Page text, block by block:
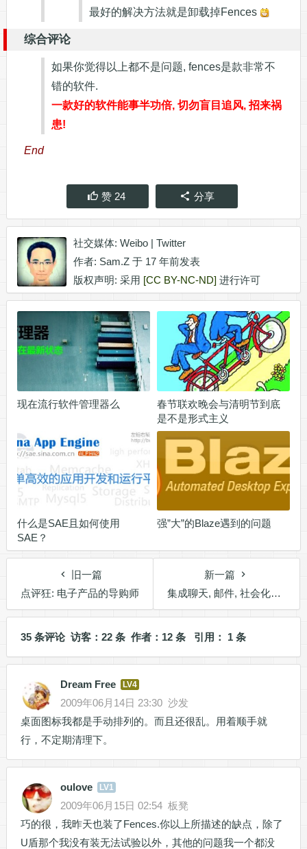
最好的解决方法就是卸载掉Fences
综合评论
如果你觉得以上都不是问题, fences是款非常不
错的软件.
一款好的软件能事半功倍, 切勿盲目追风, 招来祸
患!
End
赞 24 分享
社交媒体: Weibo| Twitter
作者: Sam.Z于 17 年前发表
版权声明: 采用 [CC BY-NC-ND] 进行许可
现在流行软件管理器么
春节联欢晚会与清明节到底
是不是形式主义
什么是SAE且如何使用
SAE？
强”大”的Blaze遇到的问题
旧一篇
点评狂: 电子产品的导购师
新一篇
集成聊天, 邮件, 社会化网络的digsby
35 条评论 访客：22 条 作者：12 条 引用： 1 条
Dream Free LV4
2009年06月14日 23:30 沙发
桌面图标我都是手动排列的。而且还很乱。用着顺手就
行，不定期清理下。
oulove LV1
2009年06月15日 02:54 板凳
巧的很，我昨天也装了Fences.你以上所描述的缺点，除了
U盾那个我没有装无法试验以外，其他的问题我一个都没